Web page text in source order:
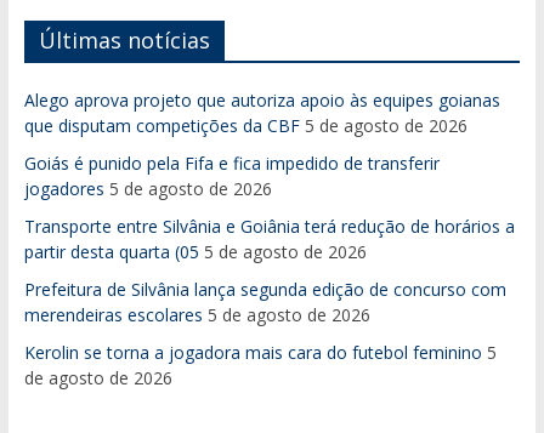
Últimas notícias
Alego aprova projeto que autoriza apoio às equipes goianas
que disputam competições da CBF 5 de agosto de 2026
Goiás é punido pela Fifa e fica impedido de transferir
jogadores 5 de agosto de 2026
Transporte entre Silvânia e Goiânia terá redução de horários a
partir desta quarta (05 5 de agosto de 2026
Prefeitura de Silvânia lança segunda edição de concurso com
merendeiras escolares 5 de agosto de 2026
Kerolin se torna a jogadora mais cara do futebol feminino 5
de agosto de 2026